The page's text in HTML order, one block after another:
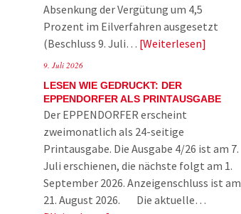
Absenkung der Vergütung um 4,5
Prozent im Eilverfahren ausgesetzt
(Beschluss 9. Juli… Weiterlesen
9. Juli 2026
LESEN WIE GEDRUCKT: DER
EPPENDORFER ALS PRINTAUSGABE
Der EPPENDORFER erscheint
zweimonatlich als 24-seitige
Printausgabe. Die Ausgabe 4/26 ist am 7.
Juli erschienen, die nächste folgt am 1.
September 2026. Anzeigenschluss ist am
21. August 2026. Die aktuelle…